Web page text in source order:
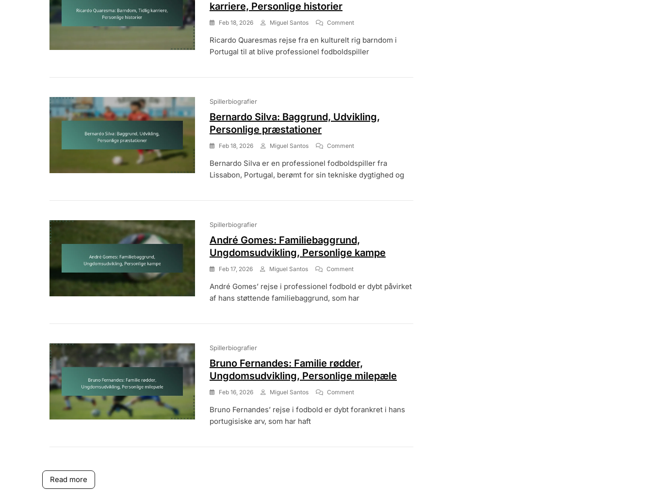
karriere, Personlige historier
Feb 18, 2026 Miguel Santos CommentOn
Quaresma:
Barndom,
Personlige
Ricardo Quaresmas rejse fra en kulturelt rig barndom i
Portugal til at blive professionel fodboldspiller
Spillerbiografier
Bernardo Silva: Baggrund, Udvikling,
Personlige præstationer
Feb 18, 2026 Miguel Santos CommentOn
Silva:
Baggrund,
Præstationer
Bernardo Silva er en professionel fodboldspiller fra
Lissabon, Portugal, berømt for sin tekniske dygtighed og
Spillerbiografier
André Gomes: Familiebaggrund,
Ungdomsudvikling, Personlige kampe
Feb 17, 2026 Miguel Santos CommentOn
Gomes:
Familiebaggrund,
Kampe
André Gomes’ rejse i professionel fodbold er dybt påvirket
af hans støttende familiebaggrund, som har
Spillerbiografier
Bruno Fernandes: Familie rødder,
Ungdomsudvikling, Personlige milepæle
Feb 16, 2026 Miguel Santos CommentOn
Fernandes:
Personlige
Bruno Fernandes’ rejse i fodbold er dybt forankret i hans
portugisiske arv, som har haft
Read more